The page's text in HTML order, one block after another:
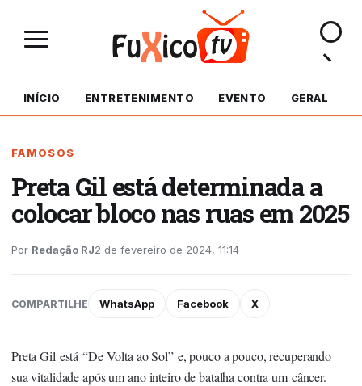
INÍCIO ENTRETENIMENTO EVENTO GERAL
FAMOSOS
Preta Gil está determinada a
colocar bloco nas ruas em 2025
Por Redação RJ2 de fevereiro de 2024, 11:14
COMPARTILHE WhatsApp Facebook X
Preta Gil está “De Volta ao Sol” e, pouco a pouco, recuperando
sua vitalidade após um ano inteiro de batalha contra um câncer.